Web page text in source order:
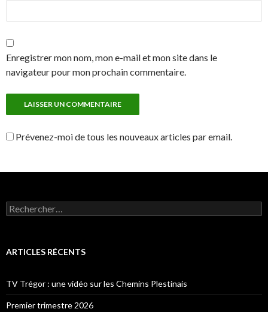
Enregistrer mon nom, mon e-mail et mon site dans le
navigateur pour mon prochain commentaire.
Prévenez-moi de tous les nouveaux articles par email.
Rechercher :
ARTICLES RÉCENTS
TV Trégor : une vidéo sur les Chemins Plestinais
Premier trimestre 2026